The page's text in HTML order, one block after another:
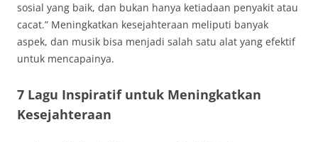
sosial yang baik, dan bukan hanya ketiadaan penyakit atau
cacat.” Meningkatkan kesejahteraan meliputi banyak
aspek, dan musik bisa menjadi salah satu alat yang efektif
untuk mencapainya.
7 Lagu Inspiratif untuk Meningkatkan
Kesejahteraan